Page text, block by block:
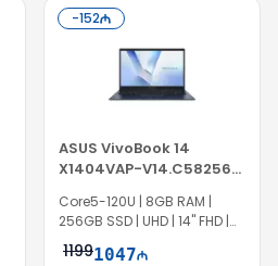
-152
ASUS VivoBook 14
X1404VAP-V14.C58256
90NB13U1-M00K70
Core5-120U | 8GB RAM |
256GB SSD | UHD | 14" FHD |
Win11
11991047